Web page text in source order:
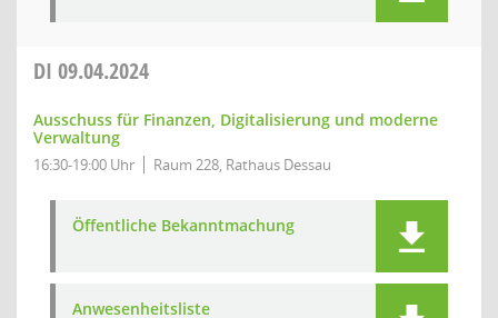
DI 09.04.2024
Ausschuss für Finanzen, Digitalisierung und moderne
Verwaltung
16:30-19:00 Uhr Raum 228, Rathaus Dessau
Öffentliche Bekanntmachung
Anwesenheitsliste